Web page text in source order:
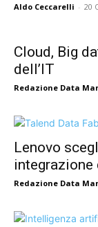
Aldo Ceccarelli - 20
Cloud, Big
dell’IT
Redazione Data
Lenovo
integrazione
Redazione Data